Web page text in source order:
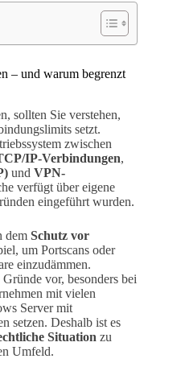
– und warum begrenzt
sollten Sie verstehen,
setzt.
zwischen
IP-Verbindungen,
und VPN-
verfügt über eigene
eingeführt wurden.
dem Schutz vor
um Portscans oder
einzudämmen.
vor, besonders bei
mit vielen
Server mit
setzen. Deshalb ist es
Situation zu
Umfeld.